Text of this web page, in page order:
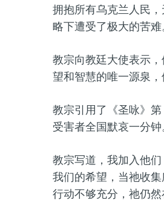
拥抱所有乌克兰人民
略下遭受了极大的苦难
教宗向教廷大使表示
望和智慧的唯一源泉
教宗引用了《圣咏》
受害者全国默哀一分钟
教宗写道，我加入他
我们的希望，当祂收
行动不够充分，祂仍然